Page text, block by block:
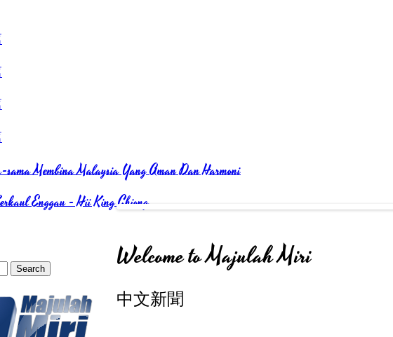
sama Membina Malaysia Yang Aman Dan Harmoni
Enggau - Hii King Chiong
Welcome to Majulah Miri
中文新聞